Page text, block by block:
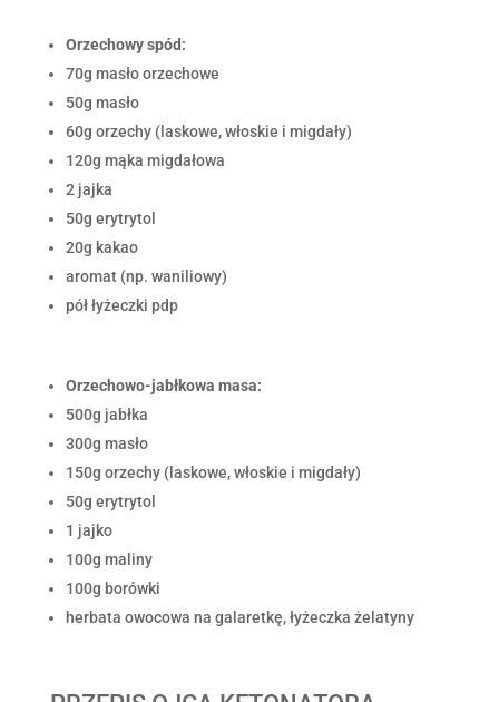
Orzechowy spód:
70g masło orzechowe
50g masło
60g orzechy (laskowe, włoskie i migdały)
120g mąka migdałowa
2 jajka
50g erytrytol
20g kakao
aromat (np. waniliowy)
pół łyżeczki pdp
Orzechowo-jabłkowa masa:
500g jabłka
300g masło
150g orzechy (laskowe, włoskie i migdały)
50g erytrytol
1 jajko
100g maliny
100g borówki
herbata owocowa na galaretkę, łyżeczka żelatyny